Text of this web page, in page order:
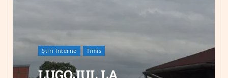
Știri Interne Timis
LUGOJUL LA